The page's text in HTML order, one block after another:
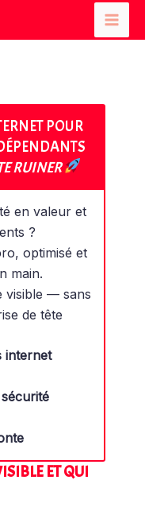
Main
POUR
RUINER
en valeur et
?
optimisé et
main.
visible — sans
de tête
internet
ET QUI